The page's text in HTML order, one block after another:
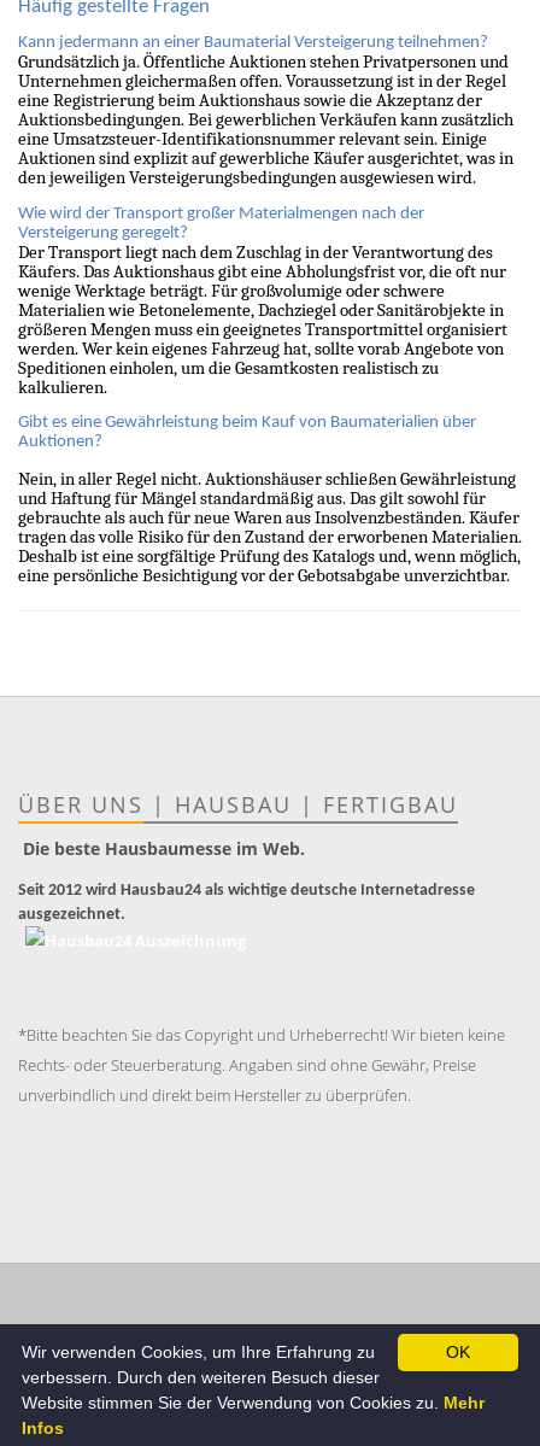
Häufig gestellte Fragen
Kann jedermann an einer Baumaterial Versteigerung teilnehmen?
Grundsätzlich ja. Öffentliche Auktionen stehen Privatpersonen und
Unternehmen gleichermaßen offen. Voraussetzung ist in der Regel
eine Registrierung beim Auktionshaus sowie die Akzeptanz der
Auktionsbedingungen. Bei gewerblichen Verkäufen kann zusätzlich
eine Umsatzsteuer-Identifikationsnummer relevant sein. Einige
Auktionen sind explizit auf gewerbliche Käufer ausgerichtet, was in
den jeweiligen Versteigerungsbedingungen ausgewiesen wird.
Wie wird der Transport großer Materialmengen nach der
Versteigerung geregelt?
Der Transport liegt nach dem Zuschlag in der Verantwortung des
Käufers. Das Auktionshaus gibt eine Abholungsfrist vor, die oft nur
wenige Werktage beträgt. Für großvolumige oder schwere
Materialien wie Betonelemente, Dachziegel oder Sanitärobjekte in
größeren Mengen muss ein geeignetes Transportmittel organisiert
werden. Wer kein eigenes Fahrzeug hat, sollte vorab Angebote von
Speditionen einholen, um die Gesamtkosten realistisch zu
kalkulieren.
Gibt es eine Gewährleistung beim Kauf von Baumaterialien über
Auktionen?
Nein, in aller Regel nicht. Auktionshäuser schließen Gewährleistung
und Haftung für Mängel standardmäßig aus. Das gilt sowohl für
gebrauchte als auch für neue Waren aus Insolvenzbeständen. Käufer
tragen das volle Risiko für den Zustand der erworbenen Materialien.
Deshalb ist eine sorgfältige Prüfung des Katalogs und, wenn möglich,
eine persönliche Besichtigung vor der Gebotsabgabe unverzichtbar.
ÜBER UNS | HAUSBAU | FERTIGBAU
Die beste Hausbaumesse im Web.
Seit 2012 wird Hausbau24 als wichtige deutsche Internetadresse
ausgezeichnet.
*Bitte beachten Sie das Copyright und Urheberrecht! Wir bieten keine
Rechts- oder Steuerberatung. Angaben sind ohne Gewähr, Preise
unverbindlich und direkt beim Hersteller zu überprüfen.
AGB
Cookie
Richtlinie
© Hausbau24.de , Alle Rechte beim Betreiber.
OK
Wir verwenden Cookies, um Ihre Erfahrung zu
verbessern. Durch den weiteren Besuch dieser
Website stimmen Sie der Verwendung von Cookies zu. Mehr
Infos